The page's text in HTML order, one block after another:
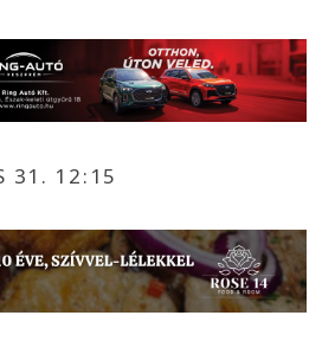
31. 12:15